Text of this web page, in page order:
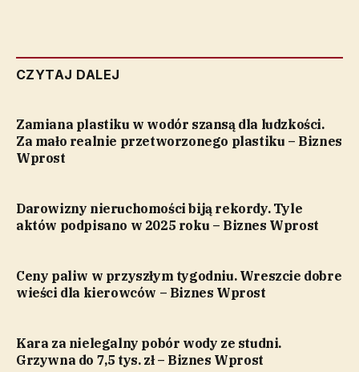
CZYTAJ DALEJ
Zamiana plastiku w wodór szansą dla ludzkości.
Za mało realnie przetworzonego plastiku – Biznes
Wprost
Darowizny nieruchomości biją rekordy. Tyle
aktów podpisano w 2025 roku – Biznes Wprost
Ceny paliw w przyszłym tygodniu. Wreszcie dobre
wieści dla kierowców – Biznes Wprost
Kara za nielegalny pobór wody ze studni.
Grzywna do 7,5 tys. zł – Biznes Wprost